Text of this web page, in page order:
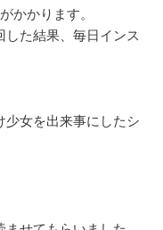
かかります。
た結果、毎日インス
少女を出来事にしたシ